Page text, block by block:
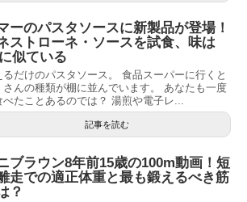
ーのパスタソースに新製品が登場！
ストローネ・ソースを試食、味は
似ている
るだけのパスタソース。 食品スーパーに行くと
さんの種類が棚に並んでいます。 あなたも一度
べたことあるのでは？ 湯煎や電子レ...
記事を読む
ブラウン8年前15歳の100m動画！短
走での適正体重と最も鍛えるべき筋
？